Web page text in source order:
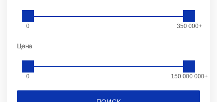
0 350 000+
Цена
0 150 000 000+